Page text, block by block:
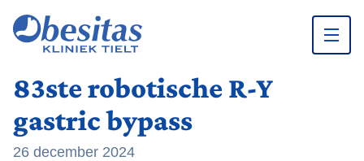
Ga naar inhoud
83ste robotische R-Y
gastric bypass
26 december 2024